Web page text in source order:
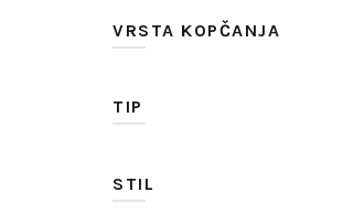
VRSTA KOPČANJA
TIP
STIL